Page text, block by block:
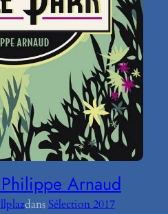
Arnaud
dans Sélection 2017